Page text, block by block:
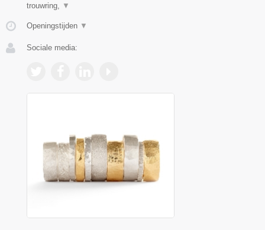
trouwring, ▼
Openingstijden ▼
Sociale media: